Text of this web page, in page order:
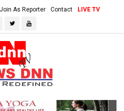
Join As Reporter Contact LIVE TV